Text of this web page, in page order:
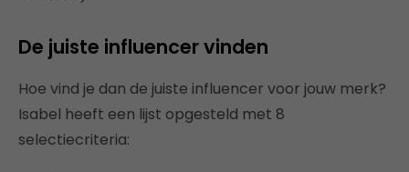
De juiste influencer vinden
Hoe vind je dan de juiste influencer voor jouw merk?
Isabel heeft een lijst opgesteld met 8
selectiecriteria: